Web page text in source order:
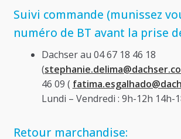
Suivi commande (munissez
numéro de BT avant la prise
Dachser au 04 67 18 46 18
(
46 09 (
Lundi – Vendredi : 9h-12h 14h-
Retour marchandise: